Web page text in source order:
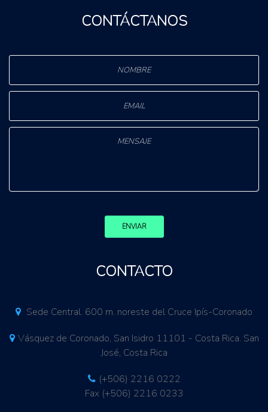
CONTÁCTANOS
ENVIAR
CONTACTO
Sede Central. 600 m. noreste del Cruce Ipís-Coronado
Vásquez de Coronado, San Isidro 11101 - Costa Rica. San
José, Costa Rica
(+506) 2216 0222
Fax (+506) 2216 0233